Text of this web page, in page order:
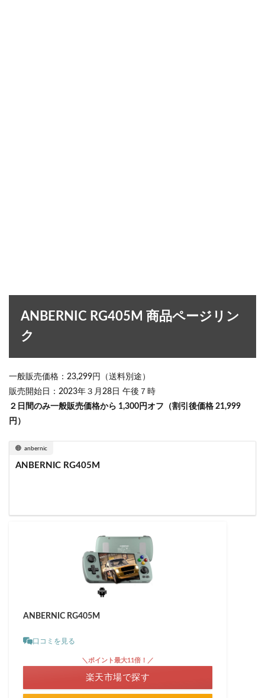
ANBERNIC RG405M 商品ページリン
ク
一般販売価格：23,299円（送料別途）
販売開始日：2023年３月28日 午後７時
２日間のみ一般販売価格から 1,300円オフ（割引後価格 21,999
円）
anbernic
ANBERNIC RG405M
ANBERNIC RG405M
口コミを見る
＼ポイント最大11倍！／
楽天市場で探す